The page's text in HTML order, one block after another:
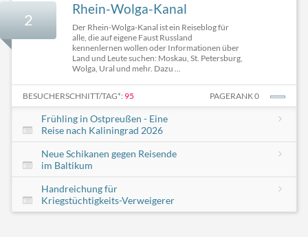
2
Rhein-Wolga-Kanal
Der Rhein-Wolga-Kanal ist ein Reiseblog für
alle, die auf eigene Faust Russland
kennenlernen wollen oder Informationen über
Land und Leute suchen: Moskau, St. Petersburg,
Wolga, Ural und mehr. Dazu ...
BESUCHERSCHNITT/TAG*: 95 PAGERANK 0
Frühling in Ostpreußen - Eine
Reise nach Kaliningrad 2026
Neue Schikanen gegen Reisende
im Baltikum
Handreichung für
Kriegstüchtigkeits-Verweigerer